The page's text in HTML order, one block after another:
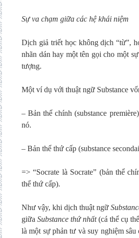
Sự va chạm giữa các hệ khái niệm
Dịch giả triết học không dịch “từ”,
nhãn dán hay một tên gọi cho một
tượng.
Một ví dụ với thuật ngữ Substance
– Bản thể chính (substance
nó.
– Bản thể thứ cấp (substance
=> “Socrate là Socrate” (bản thể
thể thứ cấp).
Như vậy, khi dịch thuật ngữ
giữa Substance thứ nhất(cá thể cụ
là một sự phản tư và suy nghiệm